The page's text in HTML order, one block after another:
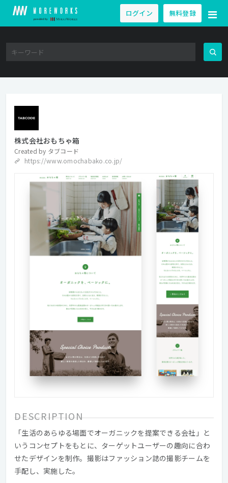
ログイン 無料登録
株式会社おもちゃ箱
Created by タブコード
https://www.omochabako.co.jp/
DESCRIPTION
「生活のあらゆる場面でオーガニックを提案できる会社」と
いうコンセプトをもとに、ターゲットユーザーの趣向に合わ
せたデザインを制作。撮影はファッション誌の撮影チームを
手配し、実施した。